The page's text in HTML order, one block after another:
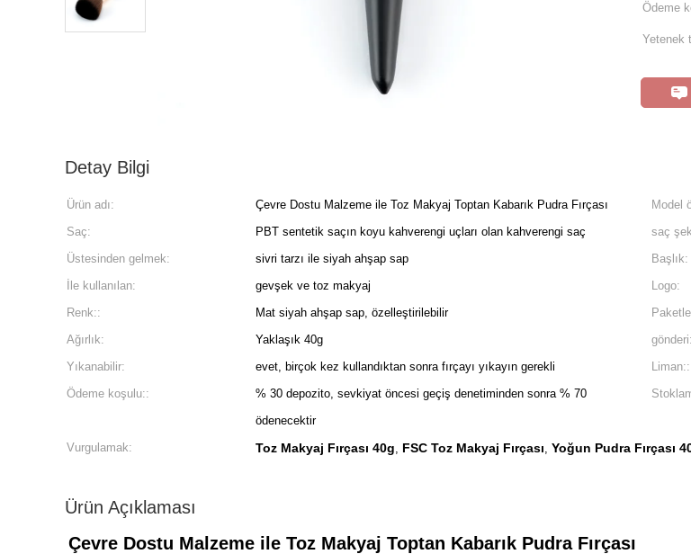
Ödeme
Yetenek
Detay Bilgi
Ürün adı: Çevre Dostu Malzeme ile Toz Makyaj Toptan Kabarık Pudra Fırçası Model
Saç:
PBT sentetik saçın koyu kahverengi uçları olan kahverengi saç saç
Üstesinden gelmek:
sivri tarzı ile siyah ahşap sap Başlık:
İle kullanılan:
gevşek ve toz makyaj Logo:
Renk::
Mat siyah ahşap sap, özelleştirilebilir
Ağırlık:
Yaklaşık 40g gönderi:
Yıkanabilir:
evet, birçok kez kullandıktan sonra fırçayı yıkayın gerekli Liman::
Ödeme koşulu::
% 30 depozito, sevkiyat öncesi geçiş denetiminden sonra % 70
ödenecektir
Vurgulamak: Toz Makyaj Fırçası 40g, FSC Toz Makyaj Fırçası, Yoğun Pudra Fırçası
Ürün Açıklaması
Çevre Dostu Malzeme ile Toz Makyaj Toptan Kabarık Pudra Fırçası